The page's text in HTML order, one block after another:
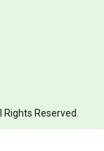
Reserved.